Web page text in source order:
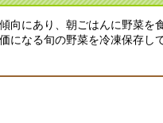
向にあり、朝ごはんに野菜を
になる旬の野菜を冷凍保存